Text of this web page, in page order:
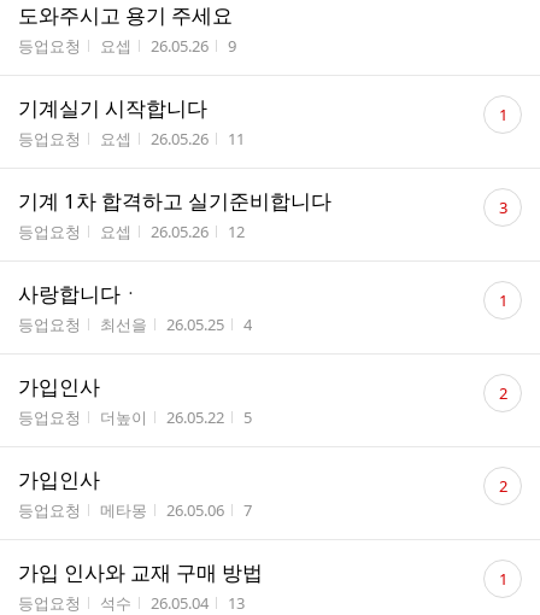
도와주시고 용기 주세요
게시판명
등업요청 작성자
요셉 작성시간
26.05.26 조회수
9
기계실기 시작합니다
게시판명
등업요청 작성자
요셉 작성시간
26.05.26 조회수
11
댓
글 1
기계 1차 합격하고 실기준비합니다
게시판명
등업요청 작성자
요셉 작성시간
26.05.26 조회수
12
댓
글 3
사랑합니다ㆍ
게시판명
등업요청 작성자
최선을 작성시간
26.05.25 조회수
4
댓
글 1
가입인사
게시판명
등업요청 작성자
더높이 작성시간
26.05.22 조회수
5
댓
글 2
가입인사
게시판명
등업요청 작성자
메타몽 작성시간
26.05.06 조회수
7
댓
글 2
가입 인사와 교재 구매 방법
게시판명
등업요청 작성자
석수 작성시간
26.05.04 조회수
13
댓
글 1